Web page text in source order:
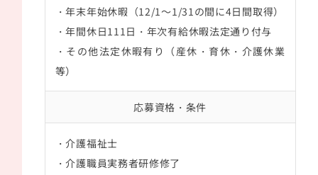
・年末年始休暇（12/1～1/31の間に4日間取得）
・年間休日111日・年次有給休暇法定通り付与
・その他法定休暇有り（産休・育休・介護休業
等）
応募資格・条件
・介護福祉士
・介護職員実務者研修修了